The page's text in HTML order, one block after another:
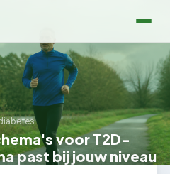
voor T2D-
past bij jouw niveau